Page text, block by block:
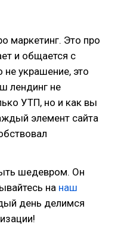
маркетинг. Это про
и общается с
украшение, это
лендинг не
УТП, но и как вы
элемент сайта
шедевром. Он
на наш
день делимся